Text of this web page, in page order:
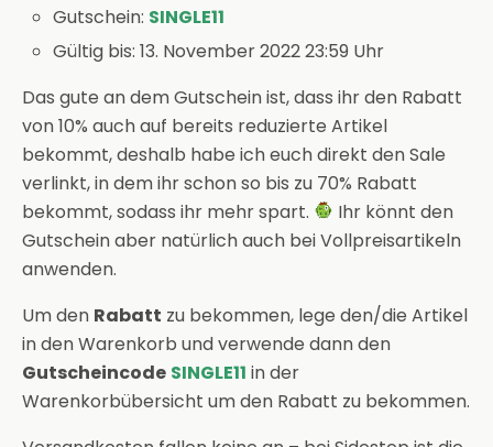
Gutschein: SINGLE11
Gültig bis: 13. November 2022 23:59 Uhr
Das gute an dem Gutschein ist, dass ihr den Rabatt
von 10% auch auf bereits reduzierte Artikel
bekommt, deshalb habe ich euch direkt den Sale
verlinkt, in dem ihr schon so bis zu 70% Rabatt
bekommt, sodass ihr mehr spart.
Ihr könnt den
Gutschein aber natürlich auch bei Vollpreisartikeln
anwenden.
Um den Rabatt zu bekommen, lege den/die Artikel
in den Warenkorb und verwende dann den
Gutscheincode SINGLE11 in der
Warenkorbübersicht um den Rabatt zu bekommen.